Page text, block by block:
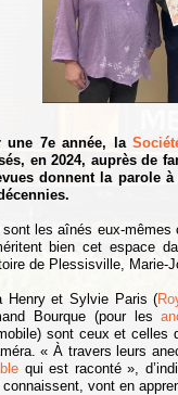
une 7e année, la
en 2024, auprès de
donnent la parole
les aînés eux-mêmes
bien cet espace
de Plessisville, Marie-
Henry et Sylvie Paris (
Bourque (pour les
sont ceux et celles
« À travers leurs
qui est raconté »,
vont en